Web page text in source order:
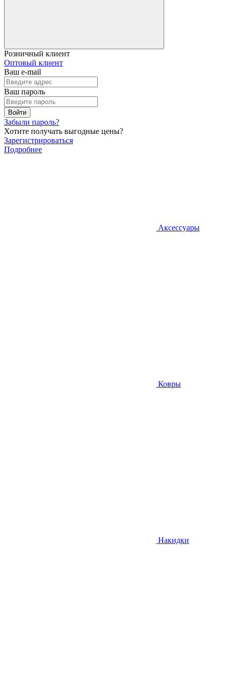
Розничный клиент
Оптовый клиент
Ваш e-mail
Ваш пароль
Войти
Забыли пароль?
Хотите получать выгодные цены?
Зарегистрироваться
Подробнее
Аксессуары
Ковры
Накидки